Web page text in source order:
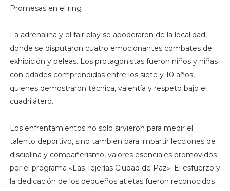
Promesas en el ring
La adrenalina y el fair play se apoderaron de la localidad,
donde se disputaron cuatro emocionantes combates de
exhibición y peleas. Los protagonistas fueron niños y niñas
con edades comprendidas entre los siete y 10 años,
quienes demostraron técnica, valentía y respeto bajo el
cuadrilátero.
Los enfrentamientos no solo sirvieron para medir el
talento deportivo, sino también para impartir lecciones de
disciplina y compañerismo, valores esenciales promovidos
por el programa «Las Tejerías Ciudad de Paz». El esfuerzo y
la dedicación de los pequeños atletas fueron reconocidos